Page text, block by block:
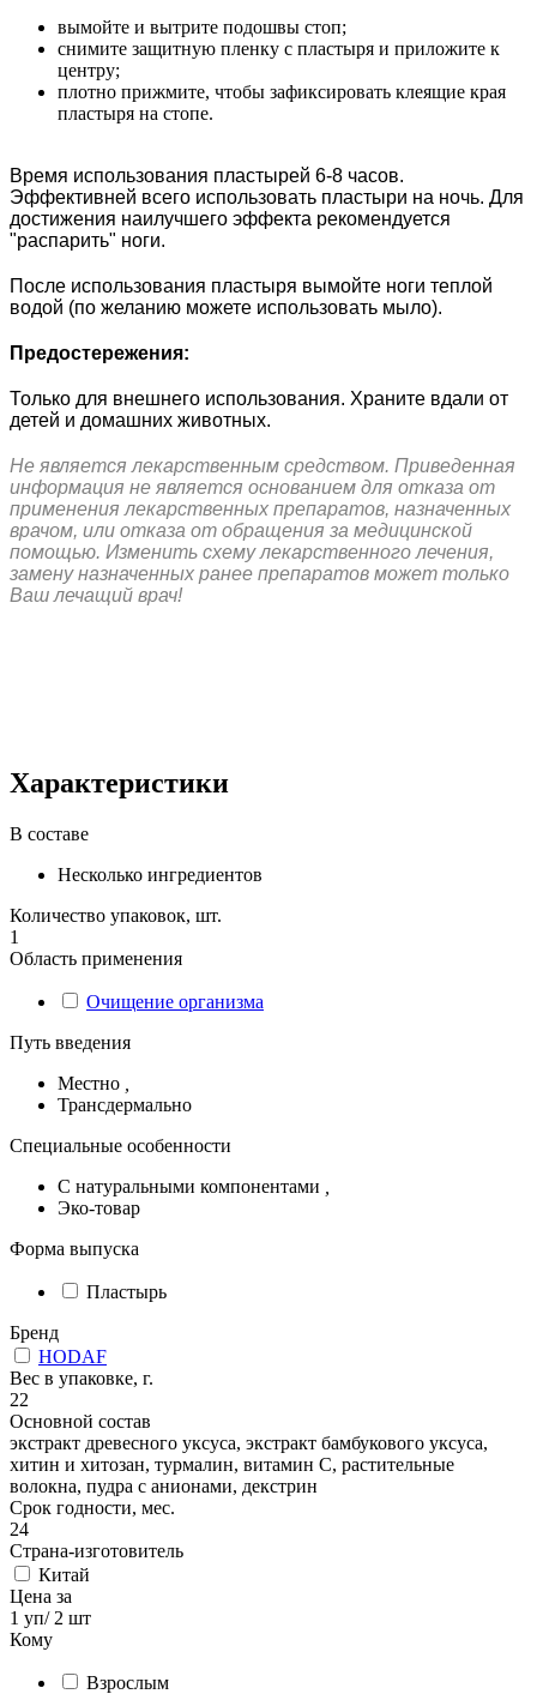
вымойте и вытрите подошвы стоп;
снимите защитную пленку с пластыря и приложите к
центру;
плотно прижмите, чтобы зафиксировать клеящие края
пластыря на стопе.
Время использования пластырей 6-8 часов.
Эффективней всего использовать пластыри на ночь. Для
достижения наилучшего эффекта рекомендуется
"распарить" ноги.
После использования пластыря вымойте ноги теплой
водой (по желанию можете использовать мыло).
Предостережения:
Только для внешнего использования. Храните вдали от
детей и домашних животных.
Не является лекарственным средством. Приведенная
информация не является основанием для отказа от
применения лекарственных препаратов, назначенных
врачом, или отказа от обращения за медицинской
помощью. Изменить схему лекарственного лечения,
замену назначенных ранее препаратов может только
Ваш лечащий врач!
Характеристики
В составе
Несколько ингредиентов
Количество упаковок, шт.
1
Область применения
Очищение организма
Путь введения
Местно
Трансдермально
Специальные особенности
С натуральными компонентами
Эко-товар
Форма выпуска
Пластырь
Бренд
HODAF
Вес в упаковке, г.
22
Основной состав
экстракт древесного уксуса, экстракт бамбукового уксуса,
хитин и хитозан, турмалин, витамин С, растительные
волокна, пудра с анионами, декстрин
Срок годности, мес.
24
Страна-изготовитель
Китай
Цена за
1 уп/ 2 шт
Кому
Взрослым